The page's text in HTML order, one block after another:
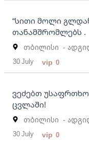
“სითი მოლი
თანამშრომლებს .
თბილისი -
30 July vip 0
ვეძებთ
ცვლაში!
თბილისი -
30 July vip 0